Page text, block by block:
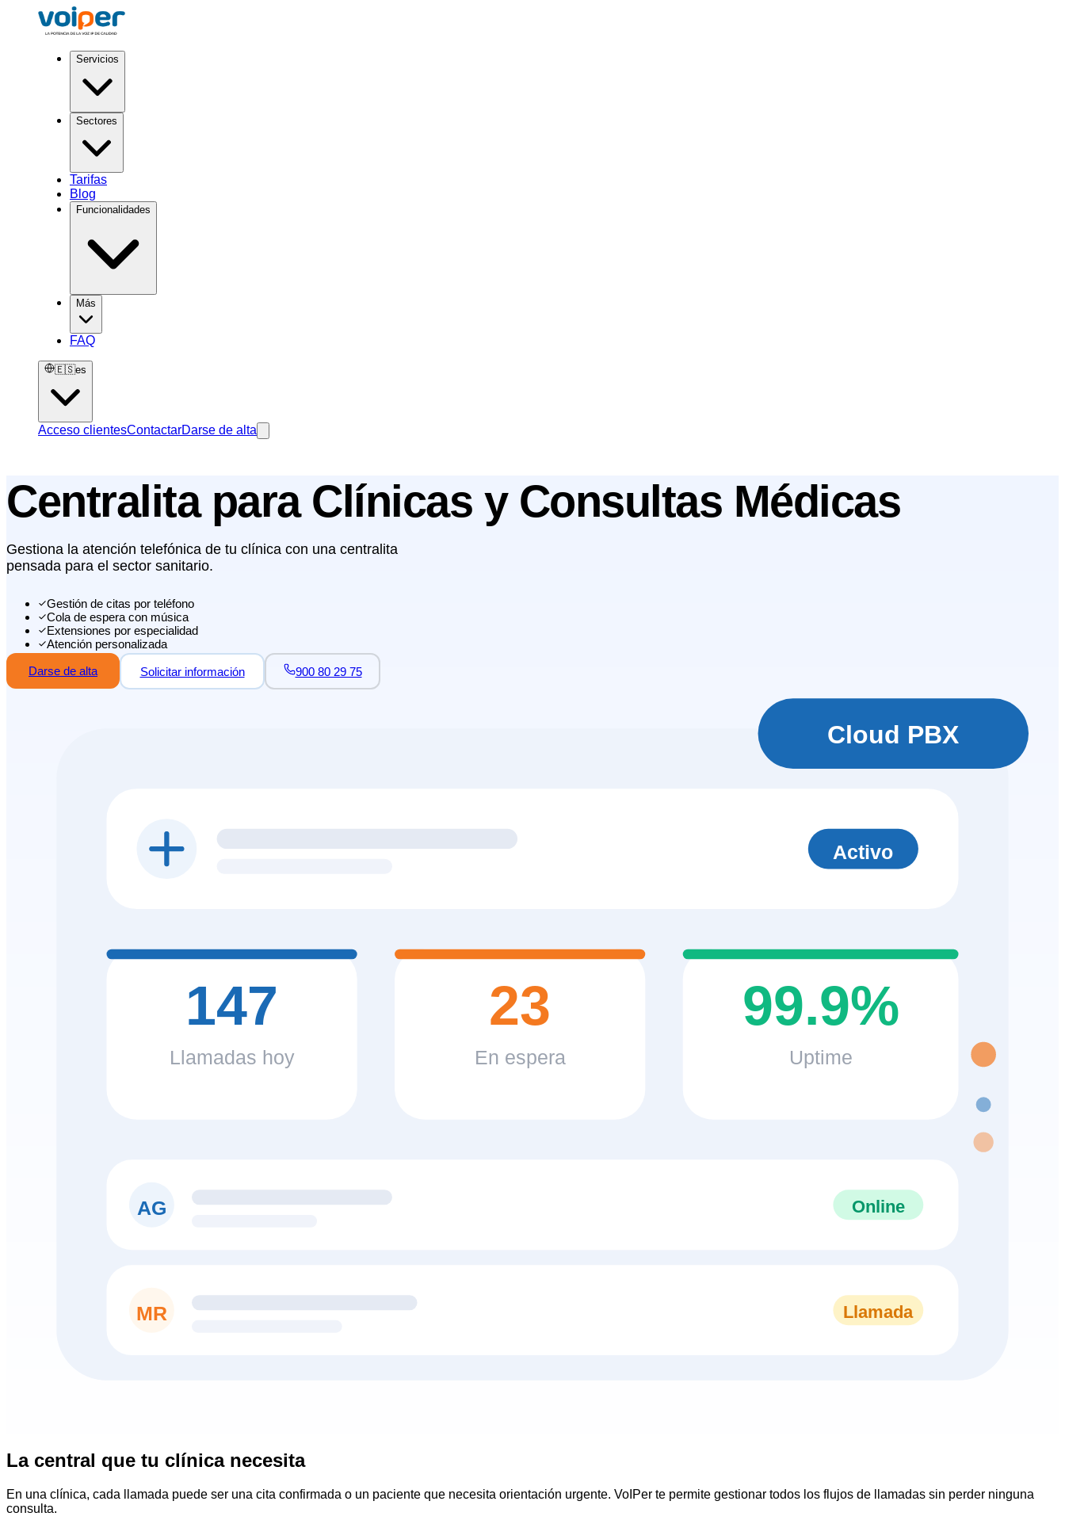
Servicios
Sectores
Tarifas
Blog
Funcionalidades
Más
FAQ
🇪🇸es
Acceso clientesContactarDarse de alta
Centralita para Clínicas y Consultas Médicas
Gestiona la atención telefónica de tu clínica con una centralita
pensada para el sector sanitario.
Gestión de citas por teléfono
Cola de espera con música
Extensiones por especialidad
Atención personalizada
Darse de alta
Solicitar información 900 80 29 75
Activo
147
Llamadas hoy
23
En espera
99.9%
Uptime
AG Online
MR Llamada
Cloud PBX
La central que tu clínica necesita
En una clínica, cada llamada puede ser una cita confirmada o un paciente que necesita orientación urgente. VoIPer te permite gestionar todos los flujos de llamadas sin perder ninguna
consulta.